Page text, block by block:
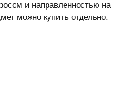
и направленностью на
можно купить отдельно.